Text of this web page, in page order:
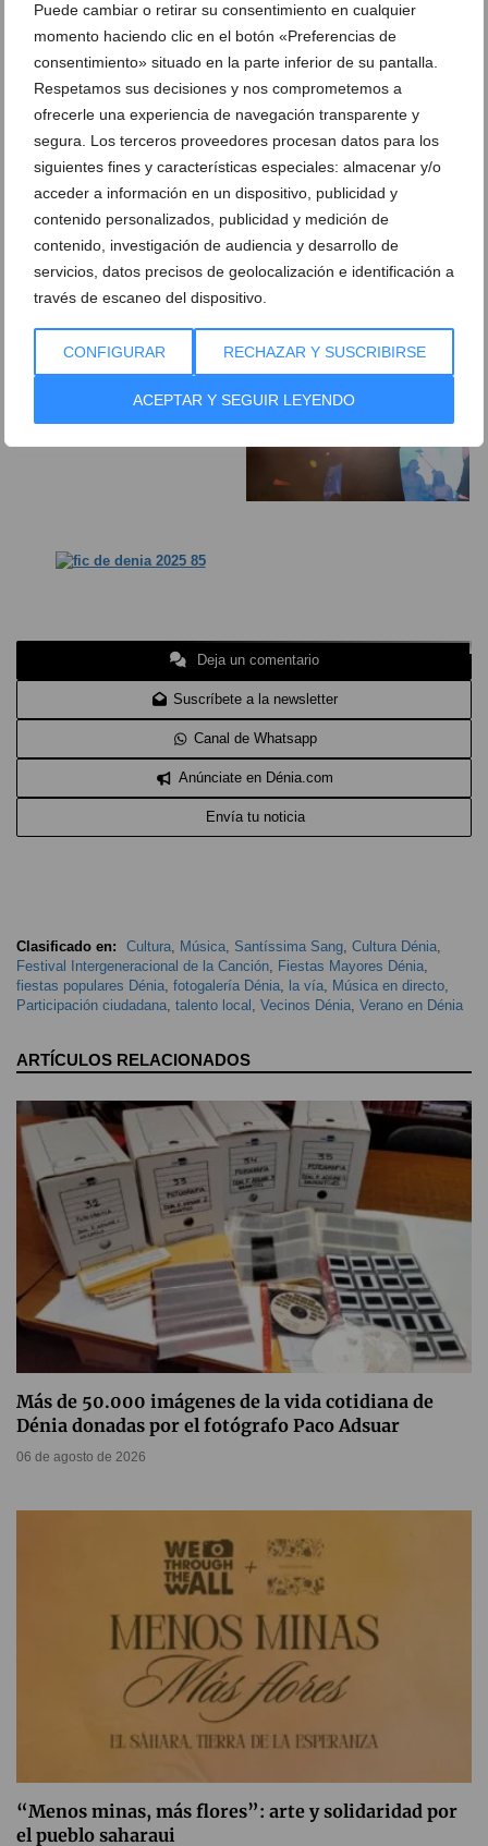
Puede cambiar o retirar su consentimiento en cualquier
momento haciendo clic en el botón «Preferencias de
consentimiento» situado en la parte inferior de su pantalla.
Respetamos sus decisiones y nos comprometemos a
ofrecerle una experiencia de navegación transparente y
segura. Los terceros proveedores procesan datos para los
siguientes fines y características especiales: almacenar y/o
acceder a información en un dispositivo, publicidad y
contenido personalizados, publicidad y medición de
contenido, investigación de audiencia y desarrollo de
servicios, datos precisos de geolocalización e identificación a
través de escaneo del dispositivo.
CONFIGURAR RECHAZAR Y SUSCRIBIRSE
ACEPTAR Y SEGUIR LEYENDO
Deja un comentario
Suscríbete a la newsletter
Canal de Whatsapp
Anúnciate en Dénia.com
Envía tu noticia
Clasificado en: Cultura, Música, Santíssima Sang, Cultura Dénia,
Festival Intergeneracional de la Canción, Fiestas Mayores Dénia,
fiestas populares Dénia, fotogalería Dénia, la vía, Música en directo,
Participación ciudadana, talento local , Vecinos Dénia, Verano en Dénia
ARTÍCULOS RELACIONADOS
Más de 50.000 imágenes de la vida cotidiana de
Dénia donadas por el fotógrafo Paco Adsuar
06 de agosto de 2026
“Menos minas, más flores”: arte y solidaridad por
el pueblo saharaui